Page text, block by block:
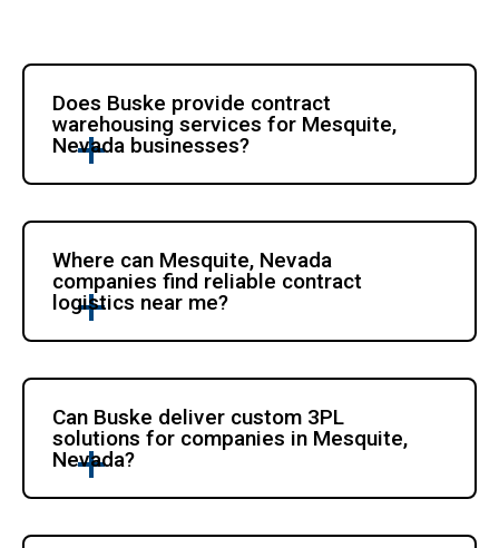
Does Buske provide contract
warehousing services for Mesquite,
Nevada businesses?
Where can Mesquite, Nevada
companies find reliable contract
logistics near me?
Can Buske deliver custom 3PL
solutions for companies in Mesquite,
Nevada?